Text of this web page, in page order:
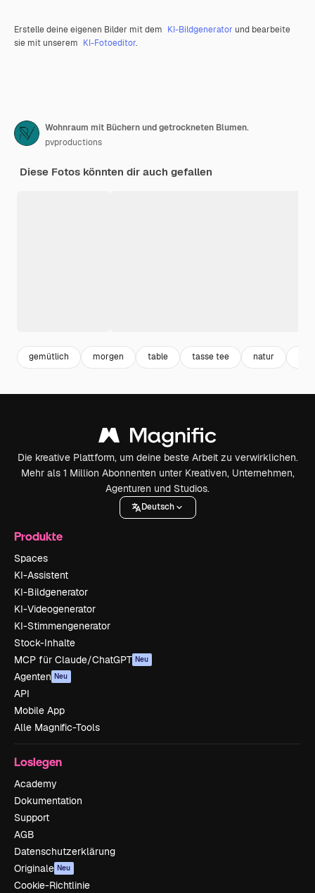
Erstelle deine eigenen Bilder mit dem KI-Bildgenerator und bearbeite
sie mit unserem KI-Fotoeditor.
Wohnraum mit Büchern und getrockneten Blumen.
pvproductions
Diese Fotos könnten dir auch gefallen
gemütlich morgen table tasse tee natur
Die kreative Plattform, um deine beste Arbeit zu verwirklichen.
Mehr als 1 Million Abonnenten unter Kreativen, Unternehmen,
Agenturen und Studios.
Deutsch
Produkte
Spaces
KI-Assistent
KI-Bildgenerator
KI-Videogenerator
KI-Stimmengenerator
Stock-Inhalte
MCP für Claude/ChatGPT Neu
Agenten Neu
API
Mobile App
Alle Magnific-Tools
Loslegen
Academy
Dokumentation
Support
AGB
Datenschutzerklärung
Originale Neu
Cookie-Richtlinie